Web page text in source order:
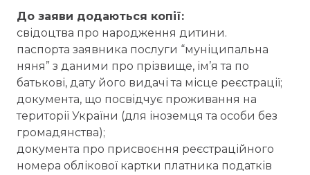
До заяви додаються копії:
свідоцтва про народження дитини.
паспорта заявника послуги “муніципальна
няня” з даними про прізвище, ім’я та по
батькові, дату його видачі та місце реєстрації;
документа, що посвідчує проживання на
території України (для іноземця та особи без
громадянства);
документа про присвоєння реєстраційного
номера облікової картки платника податків